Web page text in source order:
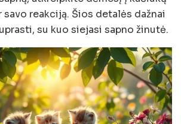
savo reakciją. Šios detalės dažnai
su kuo siejasi sapno žinutė.